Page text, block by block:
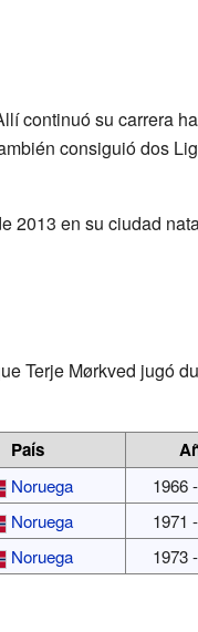
continuó su carrera
consiguió dos
2013 en su ciudad
Terje Mørkved jugó
País
Noruega
1966
Noruega
1971
Noruega 1973